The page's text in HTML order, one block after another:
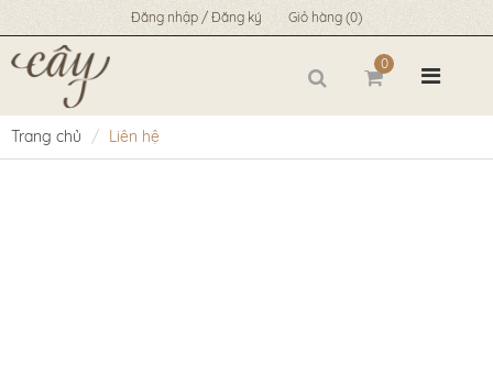
Đăng nhập / Đăng ký Giỏ hàng (0)
0
Trang chủ Liên hệ